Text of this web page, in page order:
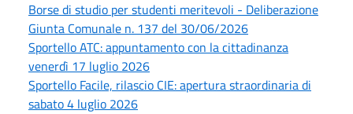
Borse di studio per studenti meritevoli - Deliberazione
Giunta Comunale n. 137 del 30/06/2026
Sportello ATC: appuntamento con la cittadinanza
venerdì 17 luglio 2026
Sportello Facile, rilascio CIE: apertura straordinaria di
sabato 4 luglio 2026